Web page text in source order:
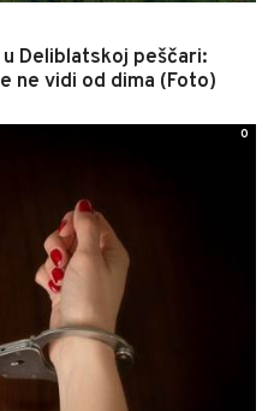
Deliblatskoj peščari:
ne vidi od dima (Foto)
0